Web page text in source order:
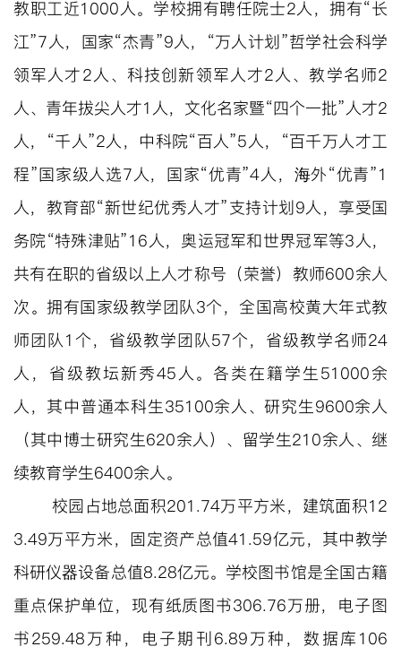
教职工近1000人。学校拥有聘任院士2人，拥有“长
江”7人，国家“杰青”9人，“万人计划”哲学社会科学
领军人才2人、科技创新领军人才2人、教学名师2
人、青年拔尖人才1人，文化名家暨“四个一批”人才2
人，“千人”2人，中科院“百人”5人，“百千万人才工
程”国家级人选7人，国家“优青”4人，海外“优青”1
人，教育部“新世纪优秀人才”支持计划9人，享受国
务院“特殊津贴”16人，奥运冠军和世界冠军等3人，
共有在职的省级以上人才称号（荣誉）教师600余人
次。拥有国家级教学团队3个，全国高校黄大年式教
师团队1个，省级教学团队57个，省级教学名师24
人，省级教坛新秀45人。各类在籍学生 51000余
人，其中普通本科生35100余人、研究生9600余人
（其中博士研究生620余人）、留学生210余人、继
续教育学生6400余人。
校园占地总面积201.74万平方米，建筑面积12
3.49万平方米，固定资产总值41.59亿元，其中教学
科研仪器设备总值8.28亿元。学校图书馆是全国古籍
重点保护单位，现有纸质图书306.76万册，电子图
书259.48万种，电子期刊6.89万种，数据库106